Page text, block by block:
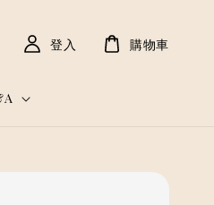
登入 購物車